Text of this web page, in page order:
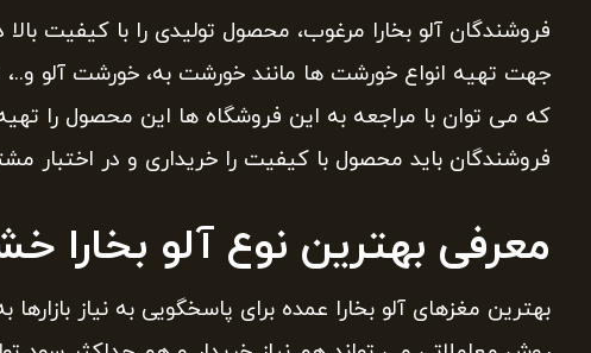
فروشندگان آلو بخارا مرغوب، محصول تولیدی را با کیفیت
جهت تهیه انواع خورشت ها مانند خورشت به، خورشت آلو
که می توان با مراجعه به این فروشگاه ها این محصول را
فروشندگان باید محصول با کیفیت را خریداری و در اختبار
معرفی بهترین نوع آلو بخارا
بهترین مغزهای آلو بخارا عمده برای پاسخگویی به نیاز